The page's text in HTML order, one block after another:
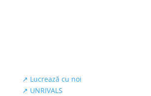
↗ Lucrează cu noi
↗ UNRIVALS